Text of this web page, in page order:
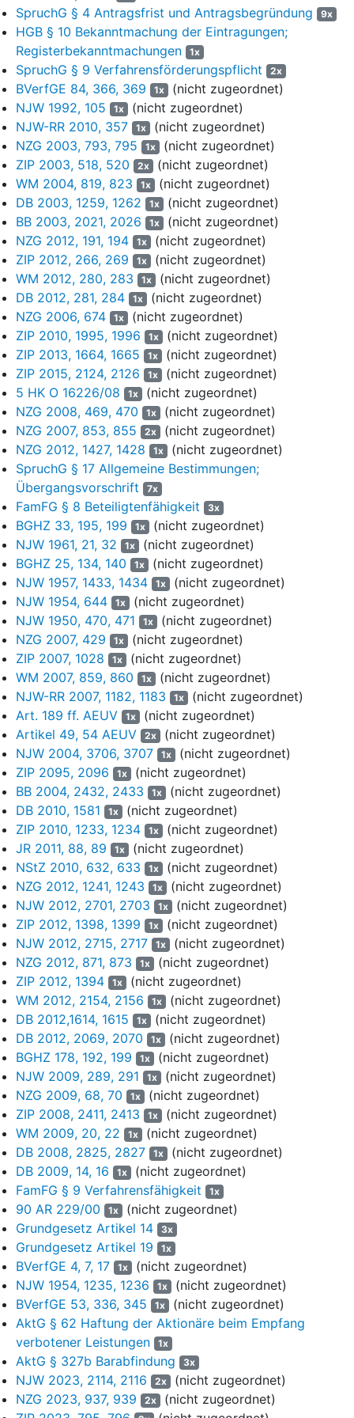
Antragsgegnerin als übernehmende Gesellschaft übertragen
sollte. Der Verschmelzungsvertrag enthielt in seinem § 2 eine
Bestimmung, dass im Zusammenhang mit der Verschmelzung
ein Ausschluss der Minderheitsaktionäre der L… AG gemäß
Abs. 5 UmwG i. V. m.§§ 327 a bis 327 f AktGerfolgen sollte,
nachdem die Antragsgegnerin zum damaligen Zeitpunkt rund 92%
des Grundkapitals der Gesellschaft hielt. Das zum Stichtag der
Hauptversammlung € 475.476.940,80 betragende Grundkapital
der L… AG war eingeteilt in 185.733.180 auf den Inhaber lautende
nennwertlose Stückaktien mit einem rechnerischen Anteil von
jeweils € 2,56. Die L… AG selbst hielt 95.109 eigene Aktien.
Der Unternehmensgegenstand der Gesellschaft lag ausweislich
der Regelung in § 2 Ziffer 1 ihrer Satzung (Anlage AG 1) in der
Herstellung und dem Vertrieb von technischen und anderen
Gasen und deren Folgeprodukten sowie in der Errichtung, dem
Erwerb, Vertrieb und Betrieb von Anlagen, in denen technische
und andere Gase hergestellt oder eingesetzt werden, in der
Herstellung und dem Vertrieb von Produkten des Apparate- und
Maschinenbaus, der Medizintechnik, von pharmazeutischen
Produkten und sonstigen Produkten auf dem Gebiet des
Gesundheitswesens sowie in der Planung und Errichtung, dem
Vertrieb und Betrieb von verfahrenstechnischen und anderen
industriellen Anlagen, Einrichtungen auf dem Gebiet des
Gesundheitswesens und von Anlagen für Forschungszwecke.
Dabei ist die Gesellschaft nach § 2 Ziffer 2 ihrer Satzung zu allen
Maßnahmen und Handlungen berechtigt, die mit dem
Gegenstand des Unternehmens zusammenhängen oder ihm
unmittelbar oder mittelbar zu dienen geeignet sind, wobei dies die
Forschung und Entwicklung sowie die Kooperation mit Dritten in
den in Ziffer 2.1 genannten Bereichen einschließt. Die
Gesellschaft kann ihre Tätigkeit auch auf einzelne der in § 2 Ziffer
1 bezeichneten Bereiche beschränken. Sie kann im In- und
Ausland Zweigniederlassungen errichten, andere Unternehmen
gründen, erwerben oder sich an ihnen beteiligen, insbesondere an
solchen, deren Unternehmensgegenstände sich ganz oder
teilweise auf die vorgenannten Bereiche erstrecken. Sie kann
Unternehmen, an denen sie beteiligt ist, strukturell verändern,
unter einheitlicher Leitung zusammenfassen oder sich auf deren
Leitung oder Verwaltung beschränken sowie über ihren
Beteiligungsbesitz verfügen sowie ihren Betrieb ganz oder
teilweise in Beteiligungsunternehmen ausgliedern.
c. Die Division Gase war organisatorisch in die Segmente EMEA,
Asien/Pazifik und Amerika aufgeteilt, wobei die organisatorische
Führung lokal ausgerichtet war, so dass Regionaleinheiten bzw.
Regional Business Units (im Folgenden auch: RBU) für das
operative Geschäft verantwortlich zeichneten, wo auch die
einzelnen Landesgesellschaften zusammengefasst sind. Diese
produzieren und vertreiben vornehmlich Luftgase wie Sauerstoff,
Stickstoff und Argon, die in einzelnen Luftzerlegungsanlagen
hergestellt werden. Zudem umfasst die Produktpalette Gase wie
Wasserstoff, Acetylen, Kohlenmonoxid und Kohlendioxid,
Schweißschutzgase und Edelgase wie Krypton, Neon, Xenon und
Helium sowie hochreine Spezialgase und medizinische Gase. Im
Geschäftsjahr 2017 erwirtschaftete die Division Gase einen
Umsatz von € 14.988 Mio. und adjustiert von € 12.074 Mio. sowie
ein adjustiertes operatives Ergebnis von € 3.665 Mio.
Die Division Engineering als zweitgrößte Division wird vom
Hauptsitz in München aus gesteuert. Sie positioniert sich im
internationalen Anlagenbau, wozu namentlich schlüsselfertige
Luftzerlegungssowie Olefinanlagen gehören. Im Geschäftsjahr
2017 erzielte diese Division einen Umsatz von € 2.388 Mio., um
Wechselkurseffekte bereinigt von € 2.354 Mio. und ein operatives
Ergebnis von € 220 Mio. bzw. adjustiert von € 222 Mio.
Der Geschäftsbereich GIST hat seinen Fokus auf Logistik- und
Versorgungskettenlösungen und erzielte im Geschäftsjahr 2017
im Primärmarkt Großbritannien Umsatzerlöse aus
Lebensmittellogistik sowie im europäischen und globalen Markt
Frachtumsätze von insgesamt € 605 Mio. und um
Wechselkurseffekte bereinigt von € 594 Mio. Das operative
Ergebnis belief sich auf € 23 Mio. und bereinigt auf ebenfalls € 23
Mio.
2. a. Im Vorfeld der Hauptversammlung vom 12.12.2018
erstattete die E… Y… GmbH Wirtschaftsprüfungsgesellschaft (im
Folgenden: E… Y…) eine gutachtliche Stellungnahme zum
Unternehmenswert der L… AG, München und zur
angemessenen Barabfindung zum 12.12.2018 (Anlage AG 2). Die
Wirtschaftsprüfer von E… Y… ermittelten in Anwendung der
Ertragswertmethode einen Marktwert des Eigenkapitals von €
SpruchG § 4 Antragsfrist und Antragsbegründung 9x
HGB § 10 Bekanntmachung der Eintragungen;
Registerbekanntmachungen
1x
SpruchG § 9 Verfahrensförderungspflicht 2x
BVerfGE 84, 366, 369 1x (nicht zugeordnet)
NJW 1992, 105
1x (nicht zugeordnet)
NJW-RR 2010, 357
1x (nicht zugeordnet)
NZG 2003, 793, 795
1x (nicht zugeordnet)
ZIP 2003, 518, 520
2x (nicht zugeordnet)
WM 2004, 819, 823
1x (nicht zugeordnet)
DB 2003, 1259, 1262
1x (nicht zugeordnet)
BB 2003, 2021, 2026
1x (nicht zugeordnet)
NZG 2012, 191, 194
1x (nicht zugeordnet)
ZIP 2012, 266, 269
1x (nicht zugeordnet)
WM 2012, 280, 283
1x (nicht zugeordnet)
DB 2012, 281, 284
1x (nicht zugeordnet)
NZG 2006, 674
1x (nicht zugeordnet)
ZIP 2010, 1995, 1996
1x (nicht zugeordnet)
ZIP 2013, 1664, 1665
1x (nicht zugeordnet)
ZIP 2015, 2124, 2126
1x (nicht zugeordnet)
5 HK O 16226/08
1x (nicht zugeordnet)
NZG 2008, 469, 470
1x (nicht zugeordnet)
NZG 2007, 853, 855
2x (nicht zugeordnet)
NZG 2012, 1427, 1428
1x (nicht zugeordnet)
SpruchG § 17 Allgemeine Bestimmungen;
Übergangsvorschrift
7x
FamFG § 8 Beteiligtenfähigkeit 3x
BGHZ 33, 195, 199 1x (nicht zugeordnet)
NJW 1961, 21, 32
1x (nicht zugeordnet)
BGHZ 25, 134, 140
1x (nicht zugeordnet)
NJW 1957, 1433, 1434
1x (nicht zugeordnet)
NJW 1954, 644
1x (nicht zugeordnet)
NJW 1950, 470, 471
1x (nicht zugeordnet)
NZG 2007, 429
1x (nicht zugeordnet)
ZIP 2007, 1028
1x (nicht zugeordnet)
WM 2007, 859, 860
1x (nicht zugeordnet)
NJW-RR 2007, 1182, 1183
1x (nicht zugeordnet)
Art. 189 ff. AEUV
1x (nicht zugeordnet)
Artikel 49, 54 AEUV
2x (nicht zugeordnet)
NJW 2004, 3706, 3707
1x (nicht zugeordnet)
ZIP 2095, 2096
1x (nicht zugeordnet)
BB 2004, 2432, 2433
1x (nicht zugeordnet)
DB 2010, 1581
1x (nicht zugeordnet)
ZIP 2010, 1233, 1234
1x (nicht zugeordnet)
JR 2011, 88, 89
1x (nicht zugeordnet)
NStZ 2010, 632, 633
1x (nicht zugeordnet)
NZG 2012, 1241, 1243
1x (nicht zugeordnet)
NJW 2012, 2701, 2703
1x (nicht zugeordnet)
ZIP 2012, 1398, 1399
1x (nicht zugeordnet)
NJW 2012, 2715, 2717
1x (nicht zugeordnet)
NZG 2012, 871, 873
1x (nicht zugeordnet)
ZIP 2012, 1394
1x (nicht zugeordnet)
WM 2012, 2154, 2156
1x (nicht zugeordnet)
DB 2012,1614, 1615
1x (nicht zugeordnet)
DB 2012, 2069, 2070
1x (nicht zugeordnet)
BGHZ 178, 192, 199
1x (nicht zugeordnet)
NJW 2009, 289, 291
1x (nicht zugeordnet)
NZG 2009, 68, 70
1x (nicht zugeordnet)
ZIP 2008, 2411, 2413
1x (nicht zugeordnet)
WM 2009, 20, 22
1x (nicht zugeordnet)
DB 2008, 2825, 2827
1x (nicht zugeordnet)
DB 2009, 14, 16
1x (nicht zugeordnet)
FamFG § 9 Verfahrensfähigkeit
1x
90 AR 229/00 1x (nicht zugeordnet)
Grundgesetz Artikel 14
3x
Grundgesetz Artikel 19 1x
BVerfGE 4, 7, 17 1x (nicht zugeordnet)
NJW 1954, 1235, 1236
1x (nicht zugeordnet)
BVerfGE 53, 336, 345
1x (nicht zugeordnet)
AktG § 62 Haftung der Aktionäre beim Empfang
verbotener Leistungen
1x
AktG § 327b Barabfindung 3x
NJW 2023, 2114, 2116 2x (nicht zugeordnet)
NZG 2023, 937, 939
2x (nicht zugeordnet)